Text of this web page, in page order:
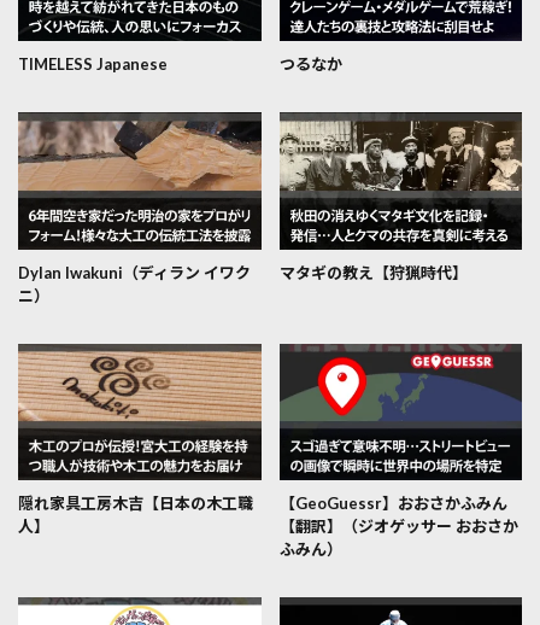
TIMELESS Japanese つるなか
Dylan Iwakuni（ディラン イワク
ニ）
マタギの教え【狩猟時代】
隠れ家具工房木吉【日本の木工職
人】
【GeoGuessr】おおさかふみん
【翻訳】（ジオゲッサー おおさか
ふみん）